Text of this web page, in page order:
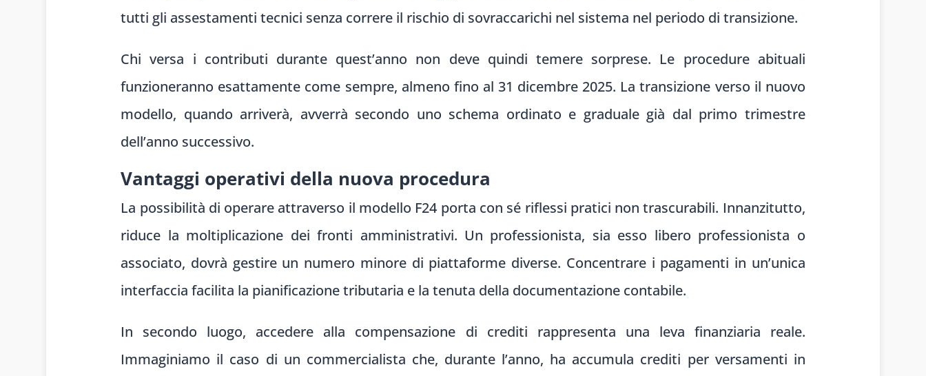
tutti gli assestamenti tecnici senza correre il rischio di sovraccarichi nel sistema nel periodo di transizione.
Chi versa i contributi durante quest’anno non deve quindi temere sorprese. Le procedure abituali
funzioneranno esattamente come sempre, almeno fino al 31 dicembre 2025. La transizione verso il nuovo
modello, quando arriverà, avverrà secondo uno schema ordinato e graduale già dal primo trimestre
dell’anno successivo.
Vantaggi operativi della nuova procedura
La possibilità di operare attraverso il modello F24 porta con sé riflessi pratici non trascurabili. Innanzitutto,
riduce la moltiplicazione dei fronti amministrativi. Un professionista, sia esso libero professionista o
associato, dovrà gestire un numero minore di piattaforme diverse. Concentrare i pagamenti in un’unica
interfaccia facilita la pianificazione tributaria e la tenuta della documentazione contabile.
In secondo luogo, accedere alla compensazione di crediti rappresenta una leva finanziaria reale.
Immaginiamo il caso di un commercialista che, durante l’anno, ha accumula crediti per versamenti in